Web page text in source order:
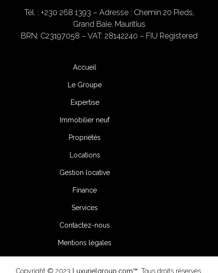
Tél. : +230 268 1393 – Adresse : Chemin 20 Pieds,
Grand Baie, Mauritius
BRN: C23197058 – VAT: 28142240 – FIU Registered
Accueil
Le Groupe
Expertise
Immobilier neuf
Propriétés
Locations
Gestion locative
Finance
Services
Contactez-nous
Mentions légales
Copyright © 2023 Luxurielgroup.com™ . Tous droits réservés.